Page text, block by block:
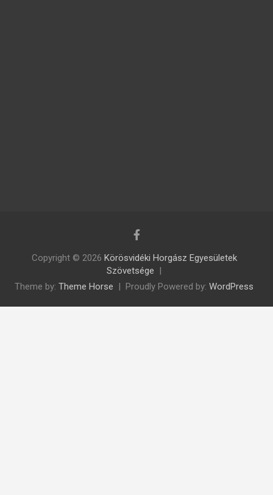
Copyright © 2026 Körösvidéki Horgász Egyesületek
Szövetsége
Theme by: Theme Horse Proudly Powered by: WordPress